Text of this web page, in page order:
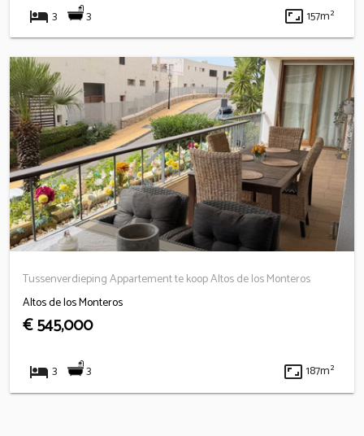
hotel 3 3 aspect_ratio 157m²
Tussenverdieping Appartement te koop Altos de los Monteros
Altos de los Monteros
€ 545,000
hotel 3 3 aspect_ratio 187m²